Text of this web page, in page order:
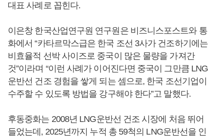
대표 사례로 꼽힌다.
이은창 한국산업연구원 연구원은 비즈니스포스트와 통
화에서 “카타르막스급은 한국 조선 3사가 건조하기에는
비효율적 선박 사이즈로 중국이 많은 물량을 가져간
것”이라며 “이런 사례가 이어진다면 중국이 그만큼 LNG
운반선 건조 경험을 쌓게 되는 셈으로, 한국 조선기업이
수주할 수 있도록 방법을 강구해야 한다”고 말했다.
후동중화는 2008년 LNG운반선 건조 시장에 처음 뛰어
들었는데, 2025년까지 누적 총 59척의 LNG운반선을 인